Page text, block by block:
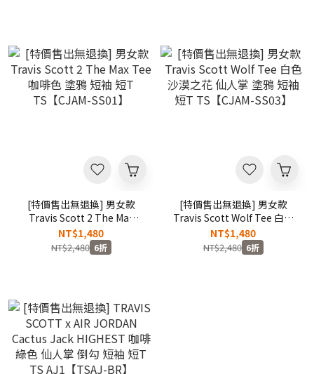
[特價售出無退換] 男女款
Travis Scott 2 The Max
Tee 咖啡色 塗鴉 短袖 短T
TS【CJAM-SS01】
NT$1,480
NT$2,480 6折
[特價售出無退換] 男女款
Travis Scott Wolf Tee 白色
沙漠之花 仙人掌 塗鴉 短袖
短T TS【CJAM-SS03】
NT$1,480
NT$2,480 6折